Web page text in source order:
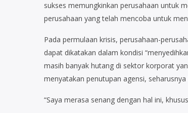
sukses memungkinkan perusahaan untuk
perusahaan yang telah mencoba untuk
Pada permulaan krisis, perusahaan-
dapat dikatakan dalam kondisi
masih banyak hutang di sektor korporat
menyatakan penutupan agensi,
“Saya merasa senang dengan hal ini,